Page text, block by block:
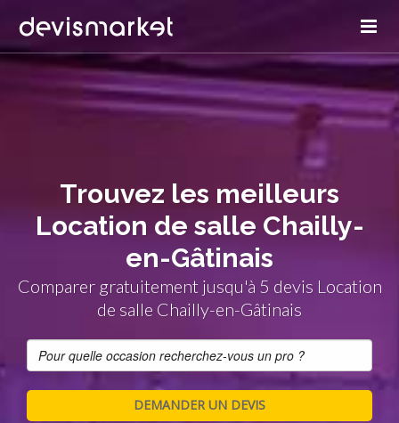
Trouvez les meilleurs
Location de salle Chailly-
en-Gâtinais
Comparer gratuitement jusqu'à 5 devis Location
de salle Chailly-en-Gâtinais